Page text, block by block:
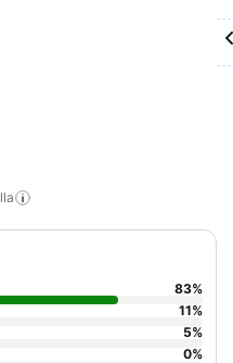
83%
11%
5%
0%